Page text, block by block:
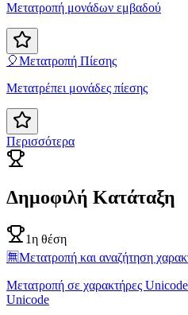
Μετατροπή μονάδων εμβαδού
🎈Μετατροπή Πίεσης
Μετατρέπει μονάδες πίεσης
Περισσότερα
Δημοφιλή Κατάταξη
1η θέση
🈚Μετατροπή και αναζήτηση
Μετατροπή σε χαρακτήρες
Unicode